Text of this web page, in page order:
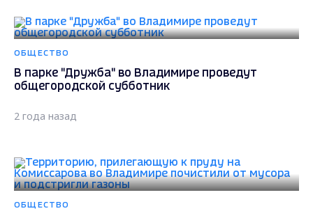
ОБЩЕСТВО
В парке "Дружба" во Владимире проведут
общегородской субботник
2 года назад
ОБЩЕСТВО